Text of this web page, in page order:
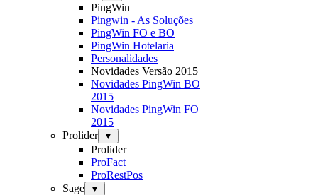
PingWin
Pingwin - As Soluções
PingWin FO e BO
PingWin Hotelaria
Personalidades
Novidades Versão 2015
Novidades PingWin BO
2015
Novidades PingWin FO
2015
Prolider
▼
Prolider
ProFact
ProRestPos
Sage
▼